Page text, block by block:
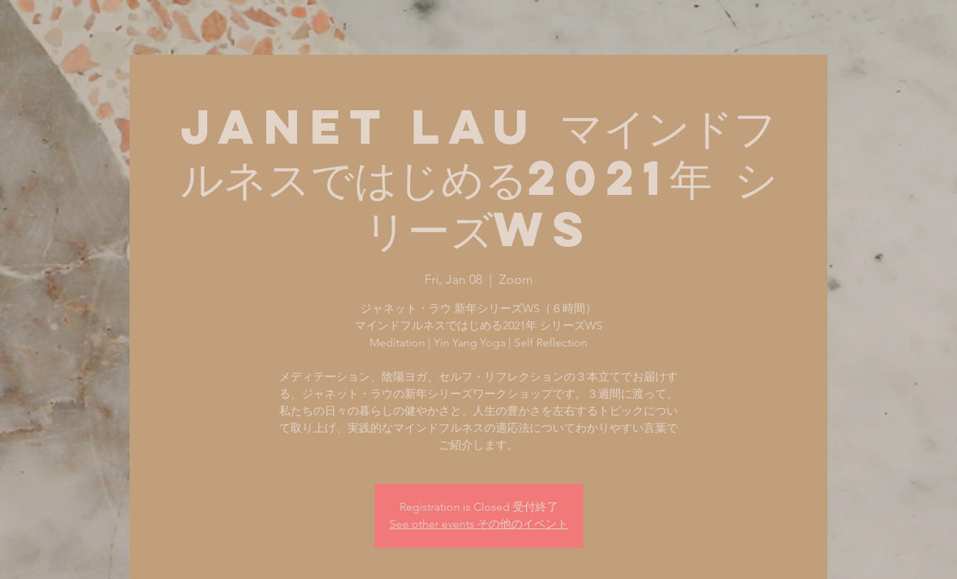
Janet Lau マインドフ
ルネスではじめる2021年 シ
リーズWS
Fri, Jan 08 Zoom
ジャネット・ラウ 新年シリーズWS（６時間）
マインドフルネスではじめる2021年 シリーズWS
Meditation | Yin Yang Yoga | Self Reflection
メディテーション、陰陽ヨガ、セルフ・リフレクションの３本立てでお届けす
る、ジャネット・ラウの新年シリーズワークショップです。３週間に渡って、
私たちの日々の暮らしの健やかさと、人生の豊かさを左右するトピックについ
て取り上げ、実践的なマインドフルネスの適応法についてわかりやすい言葉で
ご紹介します。
Registration is Closed 受付終了
See other events その他のイベント